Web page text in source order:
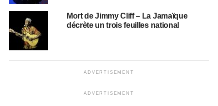
Mort de Jimmy Cliff – La Jamaïque
décrète un trois feuilles national
ADVERTISEMENT
ADVERTISEMENT